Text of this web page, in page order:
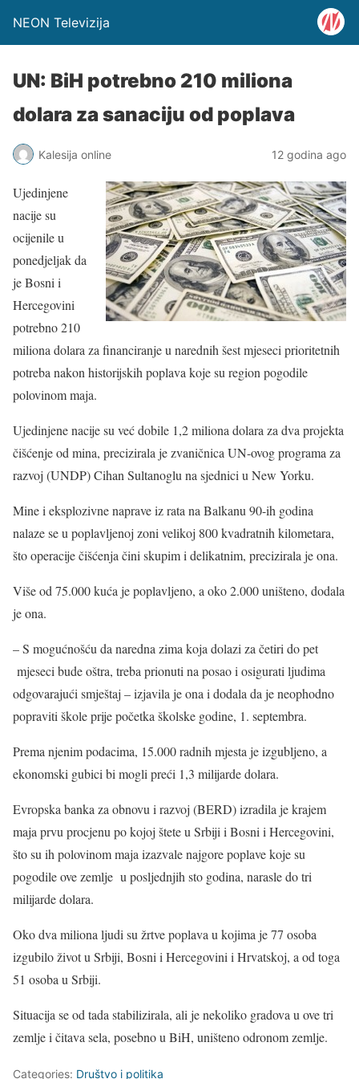
NEON Televizija
UN: BiH potrebno 210 miliona
dolara za sanaciju od poplava
Kalesija online 12 godina ago
Ujedinjene
nacije su
ocijenile u
ponedjeljak da
je Bosni i
Hercegovini
potrebno 210
miliona dolara za financiranje u narednih šest mjeseci prioritetnih
potreba nakon historijskih poplava koje su region pogodile
polovinom maja.
Ujedinjene nacije su već dobile 1,2 miliona dolara za dva projekta
čišćenje od mina, precizirala je zvaničnica UN-ovog programa za
razvoj (UNDP) Cihan Sultanoglu na sjednici u New Yorku.
Mine i eksplozivne naprave iz rata na Balkanu 90-ih godina
nalaze se u poplavljenoj zoni velikoj 800 kvadratnih kilometara,
što operacije čišćenja čini skupim i delikatnim, precizirala je ona.
Više od 75.000 kuća je poplavljeno, a oko 2.000 uništeno, dodala
je ona.
– S mogućnošću da naredna zima koja dolazi za četiri do pet
mjeseci bude oštra, treba prionuti na posao i osigurati ljudima
odgovarajući smještaj – izjavila je ona i dodala da je neophodno
popraviti škole prije početka školske godine, 1. septembra.
Prema njenim podacima, 15.000 radnih mjesta je izgubljeno, a
ekonomski gubici bi mogli preći 1,3 milijarde dolara.
Evropska banka za obnovu i razvoj (BERD) izradila je krajem
maja prvu procjenu po kojoj štete u Srbiji i Bosni i Hercegovini,
što su ih polovinom maja izazvale najgore poplave koje su
pogodile ove zemlje u posljednjih sto godina, narasle do tri
milijarde dolara.
Oko dva miliona ljudi su žrtve poplava u kojima je 77 osoba
izgubilo život u Srbiji, Bosni i Hercegovini i Hrvatskoj, a od toga
51 osoba u Srbiji.
Situacija se od tada stabilizirala, ali je nekoliko gradova u ove tri
zemlje i čitava sela, posebno u BiH, uništeno odronom zemlje.
Categories: Društvo i politika